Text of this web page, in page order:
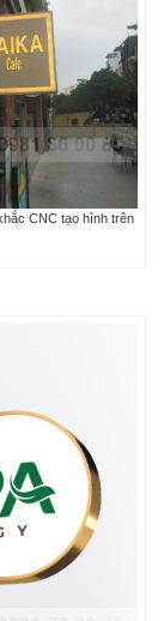
CNC tạo hình trên